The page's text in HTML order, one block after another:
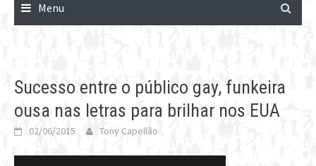
Menu
Sucesso entre o público gay, funkeira
ousa nas letras para brilhar nos EUA
02/06/2015 Tony Capellão